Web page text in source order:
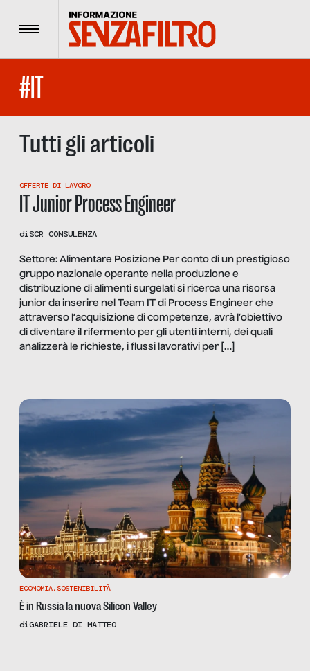
Menu
#IT
Tutti gli articoli
OFFERTE DI LAVORO
IT Junior Process Engineer
diSCR CONSULENZA
Settore: Alimentare Posizione Per conto di un prestigioso
gruppo nazionale operante nella produzione e
distribuzione di alimenti surgelati si ricerca una risorsa
junior da inserire nel Team IT di Process Engineer che
attraverso l’acquisizione di competenze, avrà l’obiettivo
di diventare il rifermento per gli utenti interni, dei quali
analizzerà le richieste, i flussi lavorativi per […]
ECONOMIA, SOSTENIBILITÀ
È in Russia la nuova Silicon Valley
diGABRIELE DI MATTEO